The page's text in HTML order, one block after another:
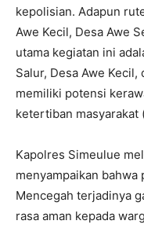
kepolisian. Adapun
Awe Kecil, Desa Awe
utama kegiatan ini
Salur, Desa Awe
memiliki potensi
ketertiban masyarakat
Kapolres Simeulue
menyampaikan
Mencegah terjadinya
rasa aman kepada